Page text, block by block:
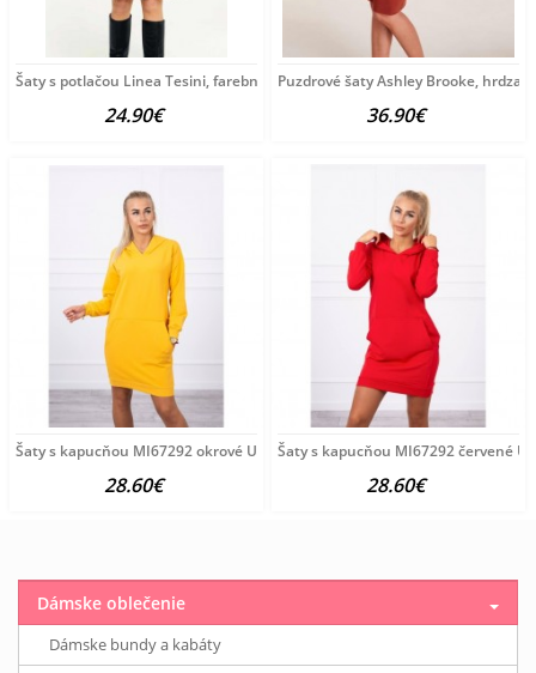
Šaty s potlačou Linea Tesini, farebné
24.90€
Puzdrové šaty Ashley Brooke,
36.90€
Šaty s kapucňou MI67292 okrové Univerzálna Okrová
28.60€
Šaty s kapucňou MI67292 červené
28.60€
Dámske oblečenie
Dámske bundy a kabáty